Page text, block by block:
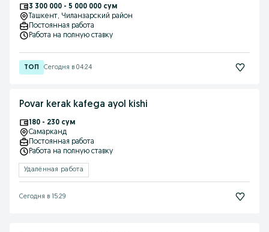
3 300 000 - 5 000 000 сум
Ташкент, Чиланзарский район
Постоянная работа
Работа на полную ставку
Сегодня в 04:24
Povar kerak kafega ayol kishi
180 - 230 сум
Самарканд
Постоянная работа
Работа на полную ставку
Удалённая работа
Сегодня в 15:29